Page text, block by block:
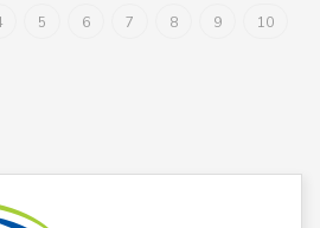
5 6 7 8 9
10